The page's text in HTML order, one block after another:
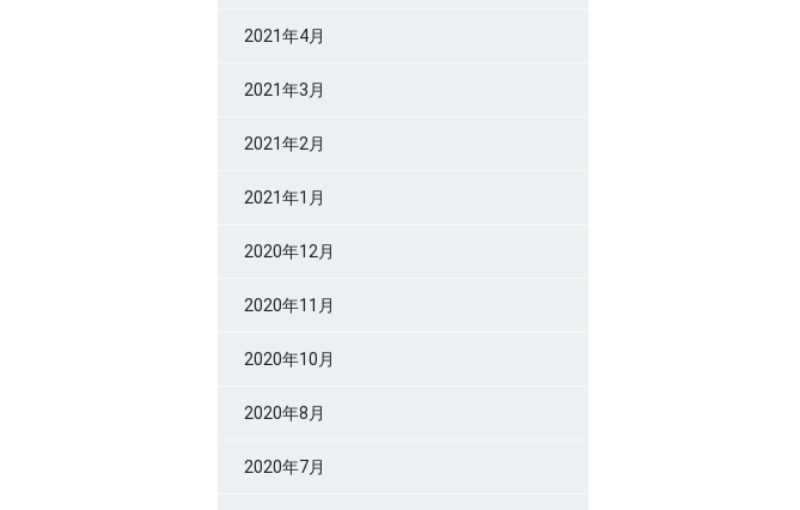
2021年4月
2021年3月
2021年2月
2021年1月
2020年12月
2020年11月
2020年10月
2020年8月
2020年7月